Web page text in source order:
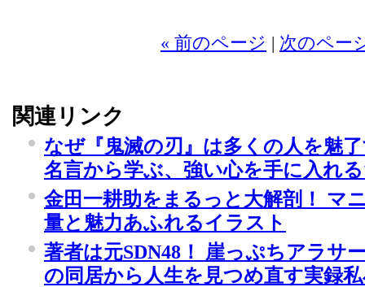
« 前のページ | 次のペー
関連リンク
なぜ『鬼滅の刃』は多くの人を魅
名言から学ぶ、強い心を手に入れ
金田一耕助をまるっと大解剖！ マ
量と魅力あふれるイラスト
著者は元SDN48！ 崖っぷちアラサ
の同居から人生を見つめ直す実録